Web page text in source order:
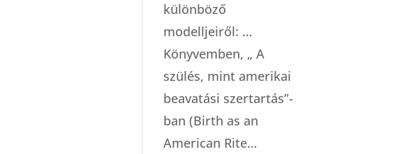
különböző
modelljeiről: …
Könyvemben, „ A
szülés, mint amerikai
beavatási szertartás”-
ban (Birth as an
American Rite…